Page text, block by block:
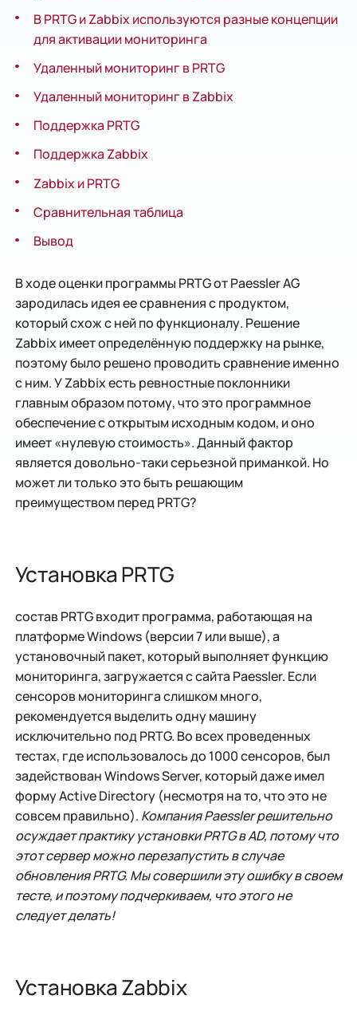
В PRTG и Zabbix используются разные концепции
для активации мониторинга
Удаленный мониторинг в PRTG
Удаленный мониторинг в Zabbix
Поддержка PRTG
Поддержка Zabbix
Zabbix и PRTG
Сравнительная таблица
Вывод
В ходе оценки программы PRTG от Paessler AG
зародилась идея ее сравнения с продуктом,
который схож с ней по функционалу. Решение
Zabbix имеет определённую поддержку на рынке,
поэтому было решено проводить сравнение именно
с ним. У Zabbix есть ревностные поклонники
главным образом потому, что это программное
обеспечение с открытым исходным кодом, и оно
имеет «нулевую стоимость». Данный фактор
является довольно-таки серьезной приманкой. Но
может ли только это быть решающим
преимуществом перед PRTG?
Установка PRTG
состав PRTG входит программа, работающая на
платформе Windows (версии 7 или выше), а
установочный пакет, который выполняет функцию
мониторинга, загружается с сайта Paessler. Если
сенсоров мониторинга слишком много,
рекомендуется выделить одну машину
исключительно под PRTG. Во всех проведенных
тестах, где использовалось до 1000 сенсоров, был
задействован Windows Server, который даже имел
форму Active Directory (несмотря на то, что это не
совсем правильно). Компания Paessler решительно
осуждает практику установки PRTG в AD, потому что
этот сервер можно перезапустить в случае
обновления PRTG. Мы совершили эту ошибку в своем
тесте, и поэтому подчеркиваем, что этого не
следует делать!
Установка Zabbix